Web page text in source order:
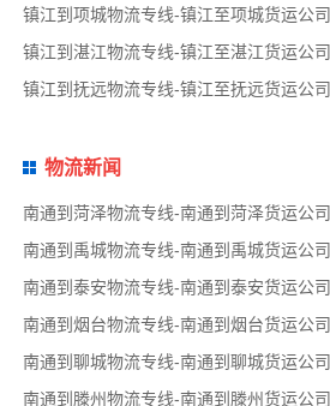
镇江到项城物流专线-镇江至项城货运公司
镇江到湛江物流专线-镇江至湛江货运公司
镇江到抚远物流专线-镇江至抚远货运公司
物流新闻
南通到菏泽物流专线-南通到菏泽货运公司
南通到禹城物流专线-南通到禹城货运公司
南通到泰安物流专线-南通到泰安货运公司
南通到烟台物流专线-南通到烟台货运公司
南通到聊城物流专线-南通到聊城货运公司
南通到滕州物流专线-南通到滕州货运公司